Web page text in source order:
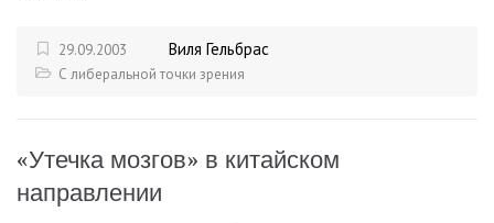
29.09.2003 Виля Гельбрас
С либеральной точки зрения
«Утечка мозгов» в китайском
направлении